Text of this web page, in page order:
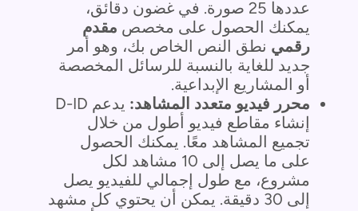
عددها 25 صورة. في غضون دقائق،
يمكنك الحصول على مخصص مقدم
رقمي نطق النص الخاص بك، وهو أمر
جديد للغاية بالنسبة للرسائل المخصصة
أو المشاريع الإبداعية.
محرر فيديو متعدد المشاهد:
يدعم D-ID
إنشاء مقاطع فيديو أطول من خلال
تجميع المشاهد معًا. يمكنك الحصول
على ما يصل إلى 10 مشاهد لكل
مشروع، مع طول إجمالي للفيديو يصل
إلى 30 دقيقة. يمكن أن يحتوي كل مشهد